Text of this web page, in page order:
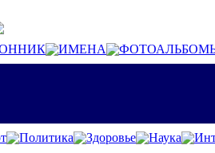
ИМЕНА
Политика Здоровье Наука